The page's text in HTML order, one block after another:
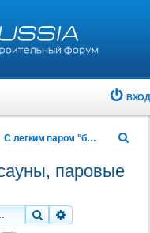
ВХОД
С легким паром "бани, сауны, паровые и душевые кабины"
паровые
Поиск